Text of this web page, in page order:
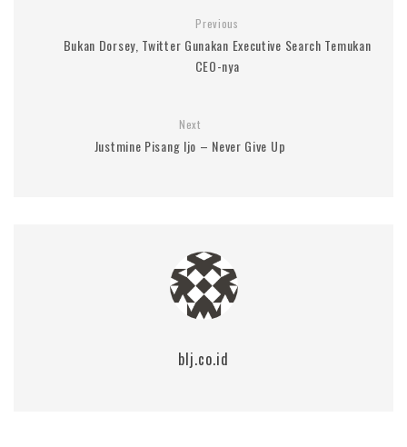
Previous
Bukan Dorsey, Twitter Gunakan Executive Search Temukan
CEO-nya
Next
Justmine Pisang Ijo – Never Give Up
blj.co.id